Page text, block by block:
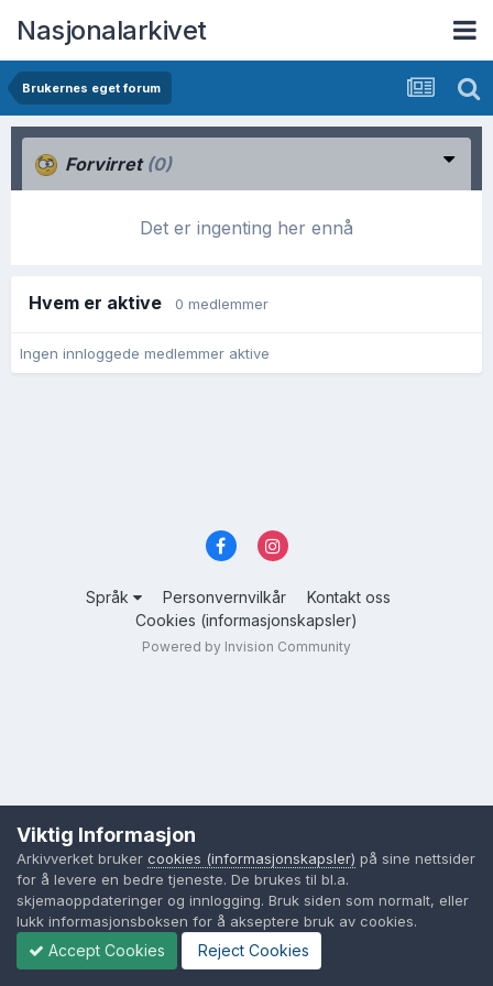
Nasjonalarkivet
Brukernes eget forum
Forvirret (0)
Det er ingenting her ennå
Hvem er aktive 0 medlemmer
Ingen innloggede medlemmer aktive
Språk Personvernvilkår
Kontakt oss
Cookies (informasjonskapsler)
Powered by Invision Community
Viktig Informasjon
Arkivverket bruker cookies (informasjonskapsler) på sine nettsider
for å levere en bedre tjeneste. De brukes til bl.a.
skjemaoppdateringer og innlogging. Bruk siden som normalt, eller
lukk informasjonsboksen for å akseptere bruk av cookies.
Accept Cookies Reject Cookies